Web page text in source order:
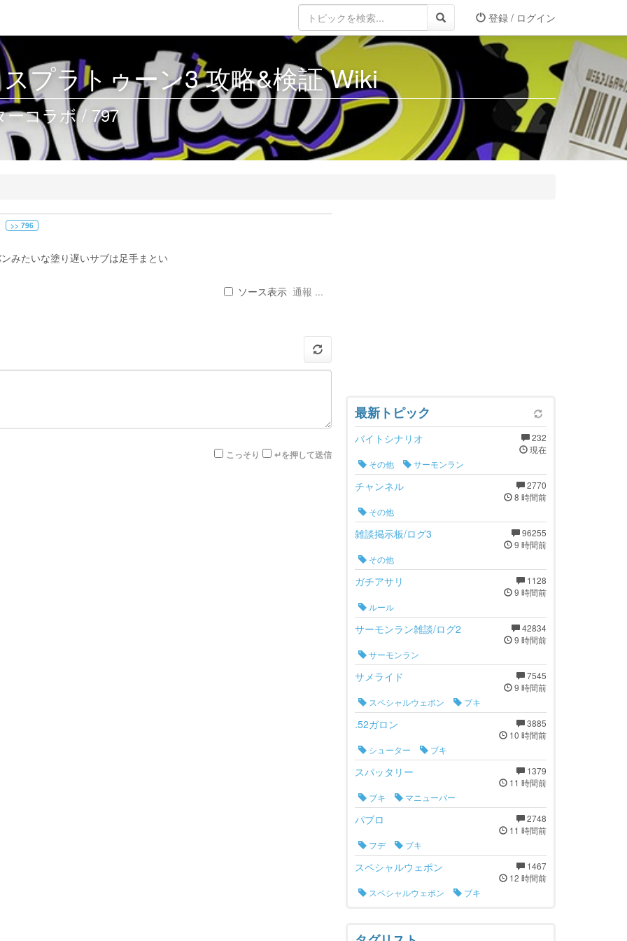
登録 / ログイン
プラトゥーン3 攻略&検証 Wiki
コラボ / 797
>> 796
みたいな塗り遅いサブは足手まとい
ソース表示 通報 ...
こっそり ↵を押して送信
最新トピック
232
現在
バイトシナリオ
その他
サーモンラン
2770
8 時間前
チャンネル
その他
96255
9 時間前
雑談掲示板/ログ3
その他
1128
9 時間前
ガチアサリ
ルール
42834
9 時間前
サーモンラン雑談/ログ2
サーモンラン
7545
9 時間前
サメライド
スペシャルウェポン
ブキ
3885
10 時間前
.52ガロン
シューター
ブキ
1379
11 時間前
スパッタリー
ブキ
マニューバー
2748
11 時間前
パブロ
フデ
ブキ
1467
12 時間前
スペシャルウェポン
スペシャルウェポン ブキ